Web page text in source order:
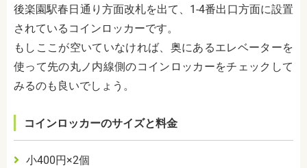
後楽園駅春日通り方面改札を出て、1-4番出口方面に設置
されているコインロッカーです。
もしここが空いていなければ、奥にあるエレベーターを
使って先の丸ノ内線側のコインロッカーをチェックして
みるのも良いでしょう。
コインロッカーのサイズと料金
小400円×2個